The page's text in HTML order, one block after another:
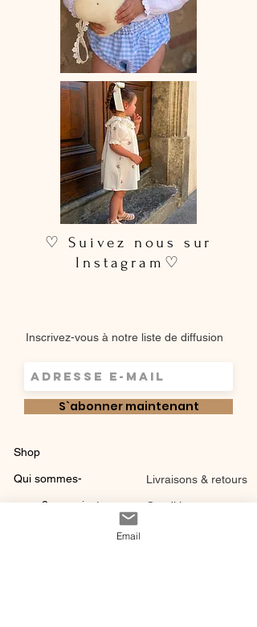
♡ Suivez nous sur
Instagram♡
Inscrivez-vous à notre liste de diffusion
S`abonner maintenant
Shop
Qui sommes-
nous ? instagram
Livraisons & retours
Conditions
Email